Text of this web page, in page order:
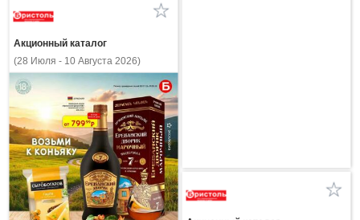
Акционный каталог
(28 Июля - 10 Августа 2026)